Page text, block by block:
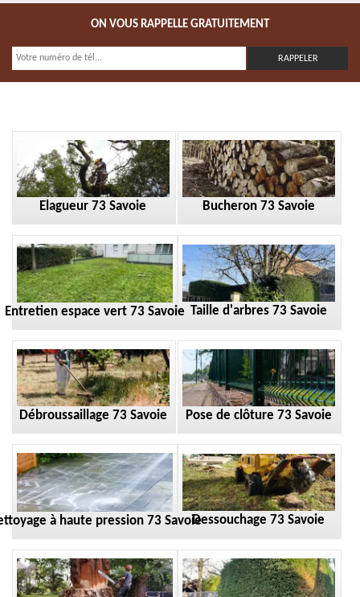
ON VOUS RAPPELLE GRATUITEMENT
Elagueur 73 Savoie Bucheron 73 Savoie
Entretien espace vert 73 Savoie Taille d'arbres 73 Savoie
Débroussaillage 73 Savoie Pose de clôture 73 Savoie
à haute pression 73 SavoieDessouchage 73 Savoie